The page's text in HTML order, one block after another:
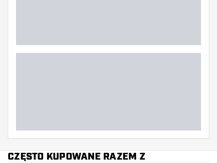
CZĘSTO KUPOWANE RAZEM Z